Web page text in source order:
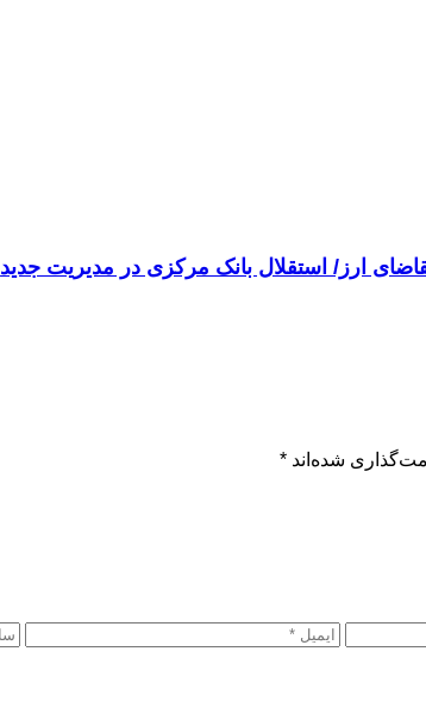
ارز/ استقلال بانک مرکزی در مدیریت جدید
شده‌اند *